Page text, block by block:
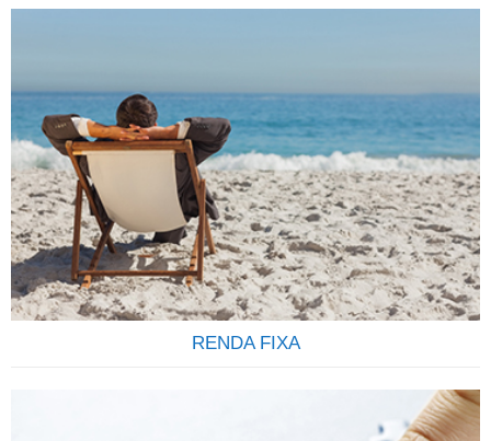
ENVIE E RECEBA ORDENS E PAGAMENTO
INTERNACIONAIS Envio de ordens e recebimentos diversos
do exterior de forma transparente seja por pessoas físicas
ou pessoas jurídicas é um dos serviços que oferecemos a
nossos clientes. Somos uma empresa especializada em
pagamentos internacionais e no recebimento de ordens do
exterior destinadas a correntistas de todos os bancos
Brasileiros….
RENDA FIXA